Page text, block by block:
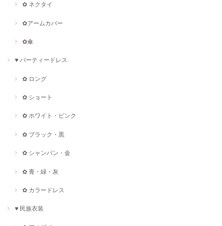
✿ ネクタイ
✿アームカバー
✿傘
♥ パーティードレス
✿ ロング
✿ ショート
✿ ホワイト・ピンク
✿ ブラック・黒
✿ シャンパン・金
✿ 青・緑・灰
✿ カラードレス
♥ 民族衣装